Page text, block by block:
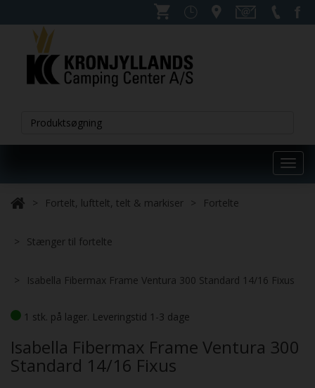
Fortelt, lufttelt, telt & markiser Fortelte
Stænger til fortelte
Isabella Fibermax Frame Ventura 300 Standard 14/16 Fixus
1 stk. på lager. Leveringstid 1-3 dage
Isabella Fibermax Frame Ventura 300
Standard 14/16 Fixus